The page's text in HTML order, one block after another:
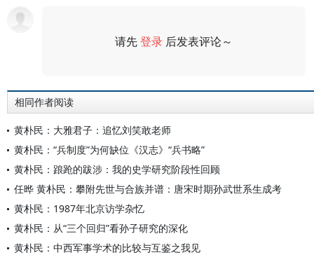
请先登录 后发表评论～
相同作者阅读
黄朴民：大雅君子：追忆刘笑敢老师
黄朴民：“兵制度”为何缺位《汉志》“兵书略”
黄朴民：踉跄的跋涉：我的史学研究阶段性回顾
任晔 黄朴民：攀附先世与合族并谱：唐宋时期孙武世系生成考
黄朴民：1987年北京访学杂忆
黄朴民：从“三个回归”看孙子研究的深化
黄朴民：中西军事学术的比较与互鉴之我见